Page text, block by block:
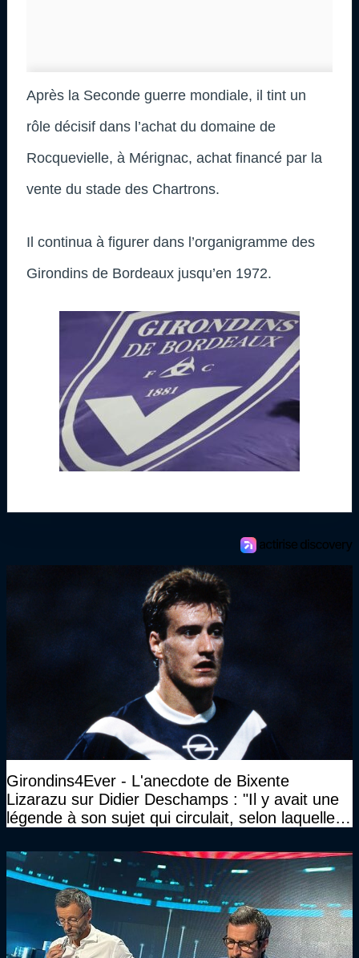
Après la Seconde guerre mondiale, il tint un
rôle décisif dans l’achat du domaine de
Rocquevielle, à Mérignac, achat financé par la
vente du stade des Chartrons.
Il continua à figurer dans l’organigramme des
Girondins de Bordeaux jusqu’en 1972.
Girondins4Ever - L'anecdote de Bixente
Lizarazu sur Didier Deschamps : "Il y avait une
légende à son sujet qui circulait, selon laquelle il